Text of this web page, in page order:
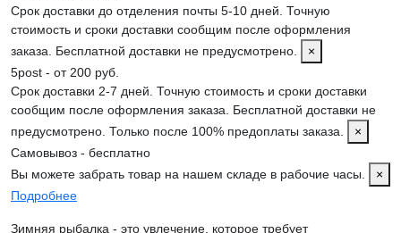
Срок доставки до отделения почты 5-10 дней. Точную
стоимость и сроки доставки сообщим после оформления
заказа. Бесплатной доставки не предусмотрено.
×
5post - от 200 руб.
Срок доставки 2-7 дней. Точную стоимость и сроки доставки
сообщим после оформления заказа. Бесплатной доставки не
предусмотрено. Только после 100% предоплаты заказа.
×
Самовывоз - бесплатно
Вы можете забрать товар на нашем складе в рабочие часы.
×
Подробнее
Зимняя рыбалка - это увлечение, которое требует